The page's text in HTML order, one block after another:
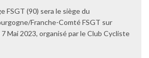
FSGT (90) sera le siège du
Franche-Comté FSGT sur
Mai 2023, organisé par le Club Cycliste